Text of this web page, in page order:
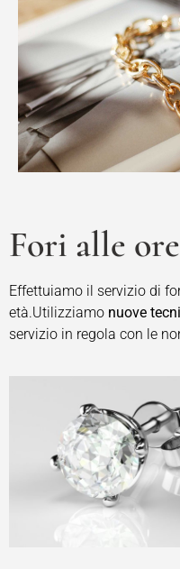
Fori alle
Effettuiamo il servizio di
età.Utilizziamo nuove
servizio in regola con le